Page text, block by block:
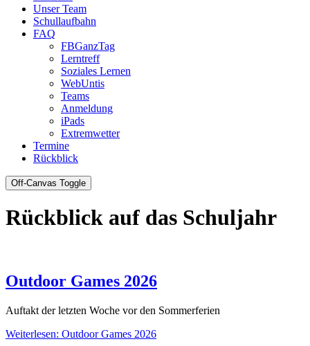
Unser Team
Schullaufbahn
FAQ
FBGanzTag
Lerntreff
Soziales Lernen
WebUntis
Teams
Anmeldung
iPads
Extremwetter
Termine
Rückblick
Off-Canvas Toggle
Rückblick auf das Schuljahr
Outdoor Games 2026
Auftakt der letzten Woche vor den Sommerferien
Weiterlesen: Outdoor Games 2026